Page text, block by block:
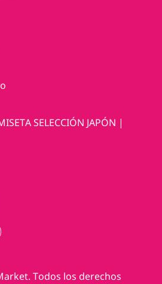
SELECCIÓN JAPÓN |
Todos los derechos